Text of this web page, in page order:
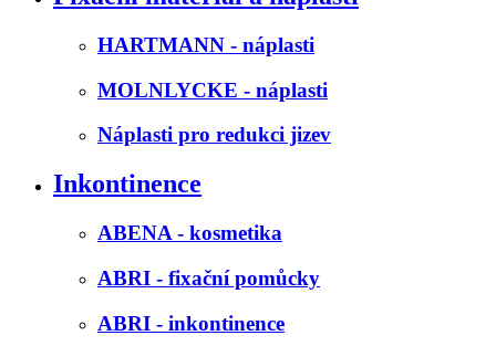
HARTMANN - náplasti
MOLNLYCKE - náplasti
Náplasti pro redukci jizev
Inkontinence
ABENA - kosmetika
ABRI - fixační pomůcky
ABRI - inkontinence